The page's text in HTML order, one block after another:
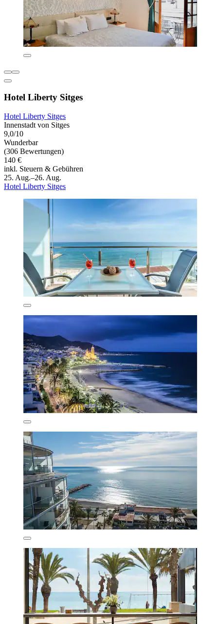
Hotel Liberty Sitges
Hotel Liberty Sitges
Innenstadt von Sitges
9,0/10
Wunderbar
(306 Bewertungen)
140 €
inkl. Steuern & Gebühren
25. Aug.–26. Aug.
Hotel Liberty Sitges